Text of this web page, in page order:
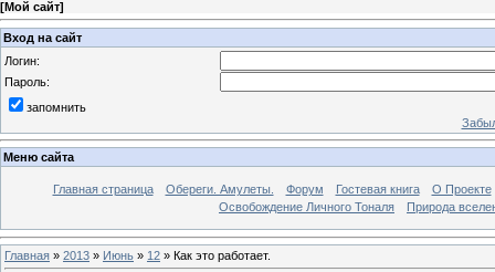
[Мой сайт]
Вход на сайт
Логин:
Пароль:
запомнить
Меню сайта
Главная страница Обереги. Амулеты. Форум Гостевая книга
О Проекте
Освобождение Личного Тоналя
Природа
Главная » 2013 » Июнь » 12 » Как это работает.